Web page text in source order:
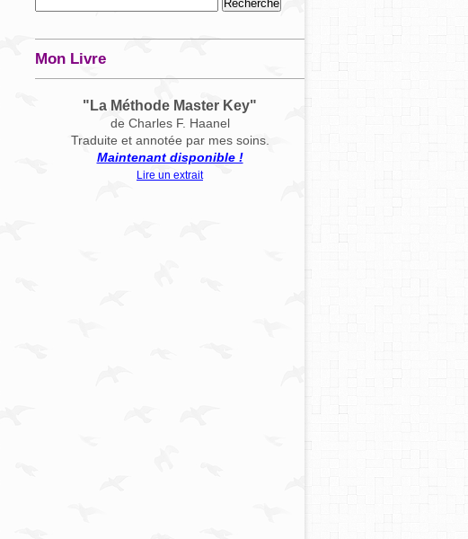
Mon Livre
"La Méthode Master Key"
de Charles F. Haanel
Traduite et annotée par mes soins.
Maintenant disponible !
Lire un extrait